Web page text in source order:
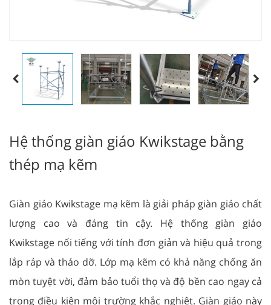
Hệ thống giàn giáo Kwikstage bằng
thép mạ kẽm
Giàn giáo Kwikstage mạ kẽm là giải pháp giàn giáo chất
lượng cao và đáng tin cậy. Hệ thống giàn giáo
Kwikstage nổi tiếng với tính đơn giản và hiệu quả trong
lắp ráp và tháo dỡ. Lớp mạ kẽm có khả năng chống ăn
mòn tuyệt vời, đảm bảo tuổi thọ và độ bền cao ngay cả
trong điều kiện môi trường khắc nghiệt. Giàn giáo này